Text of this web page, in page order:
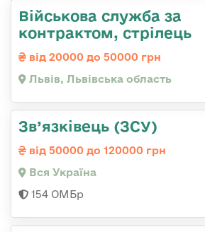
Військова служба за
контрактом, стрілець
від 20000 до 50000 грн
Львів, Львівська область
Зв’язківець (ЗСУ)
від 50000 до 120000 грн
Вся Україна
154 ОМБр